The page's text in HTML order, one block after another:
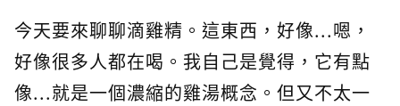
今天要來聊聊滴雞精。這東西，好像...嗯，
好像很多人都在喝。我自己是覺得，它有點
像...就是一個濃縮的雞湯概念。但又不太一